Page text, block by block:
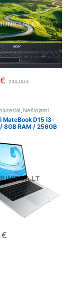
€ 230,00€
, Nešiojami
MateBook D15 i3-
8GB RAM / 256GB
€
has multiple